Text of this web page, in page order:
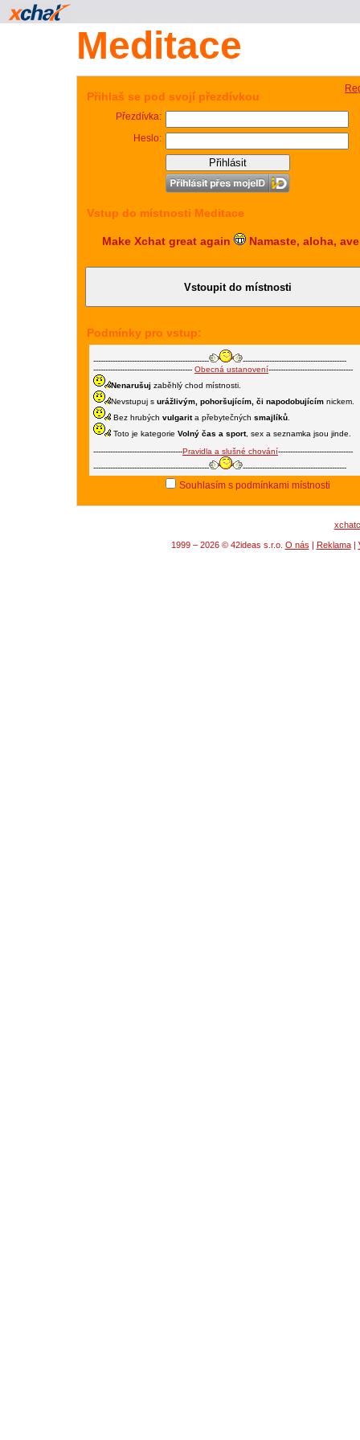
Meditace
Přihlaš se pod svojí přezdívkou
Přezdívka:
Heslo:
Vstup do místnosti Meditace
Make Xchat great again Namaste, aloha,
Podmínky pro vstup:
------------------------------------------------
-------------------------------------------
----------------------------------------- Obecná ustanovení-----------------------------------
Nenarušuj zaběhlý chod místnosti.
Nevstupuj s urážlivým, pohoršujícím, či napodobujícím nickem.
Bez hrubých vulgarita přebytečných smajlíků
Toto je kategorie Volný čas a sport, sex a seznamka jsou jinde.
-------------------------------------Pravidla a slušné chování-------------------------------
------------------------------------------------
-------------------------------------------
Souhlasím s podmínkami místnosti
1999 – 2026 © 42ideas s.r.o. O nás | Reklama|